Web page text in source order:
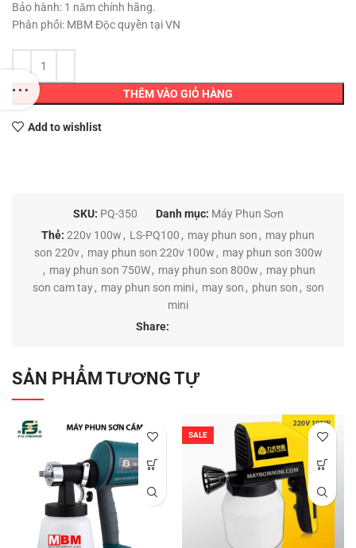
Bảo hành: 1 năm chính hãng.
Phân phối: MBM Độc quyền tại VN
THÊM VÀO GIỎ HÀNG
Add to wishlist
SKU: PQ-350 Danh mục: Máy Phun Sơn
Thẻ: 220v 100w , LS-PQ100 , may phun son , may phun
son 220v , may phun son 220v 100w , may phun son 300w
, may phun son 750W , may phun son 800w , may phun
son cam tay , may phun son mini , may son , phun son , son
mini
Share:
SẢN PHẨM TƯƠNG TỰ
SALE